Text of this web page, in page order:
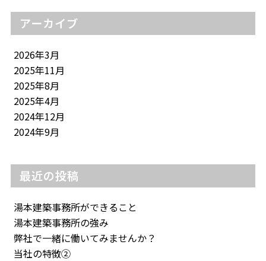
アーカイブ
2026年3月
2025年11月
2025年8月
2025年4月
2024年12月
2024年9月
最近の投稿
湯本建築事務所ができること
湯本建築事務所の強み
弊社で一緒に働いてみませんか？
当社の特徴②